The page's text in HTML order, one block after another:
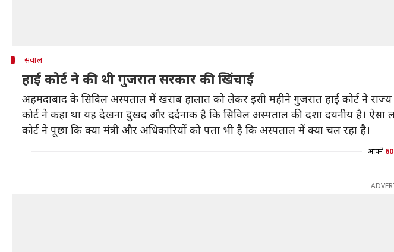
सवाल
हाई कोर्ट ने की थी गुजरात सरकार की खिंचाई
अहमदाबाद के सिविल अस्पताल में खराब हालात को लेकर इसी महीने गुजरात हाई कोर्ट ने
कोर्ट ने कहा था यह देखना दुखद और दर्दनाक है कि सिविल अस्पताल की दशा दयनीय है।
कोर्ट ने पूछा कि क्या मंत्री और अधिकारियों को पता भी है कि अस्पताल में क्या चल रहा है।
आपने